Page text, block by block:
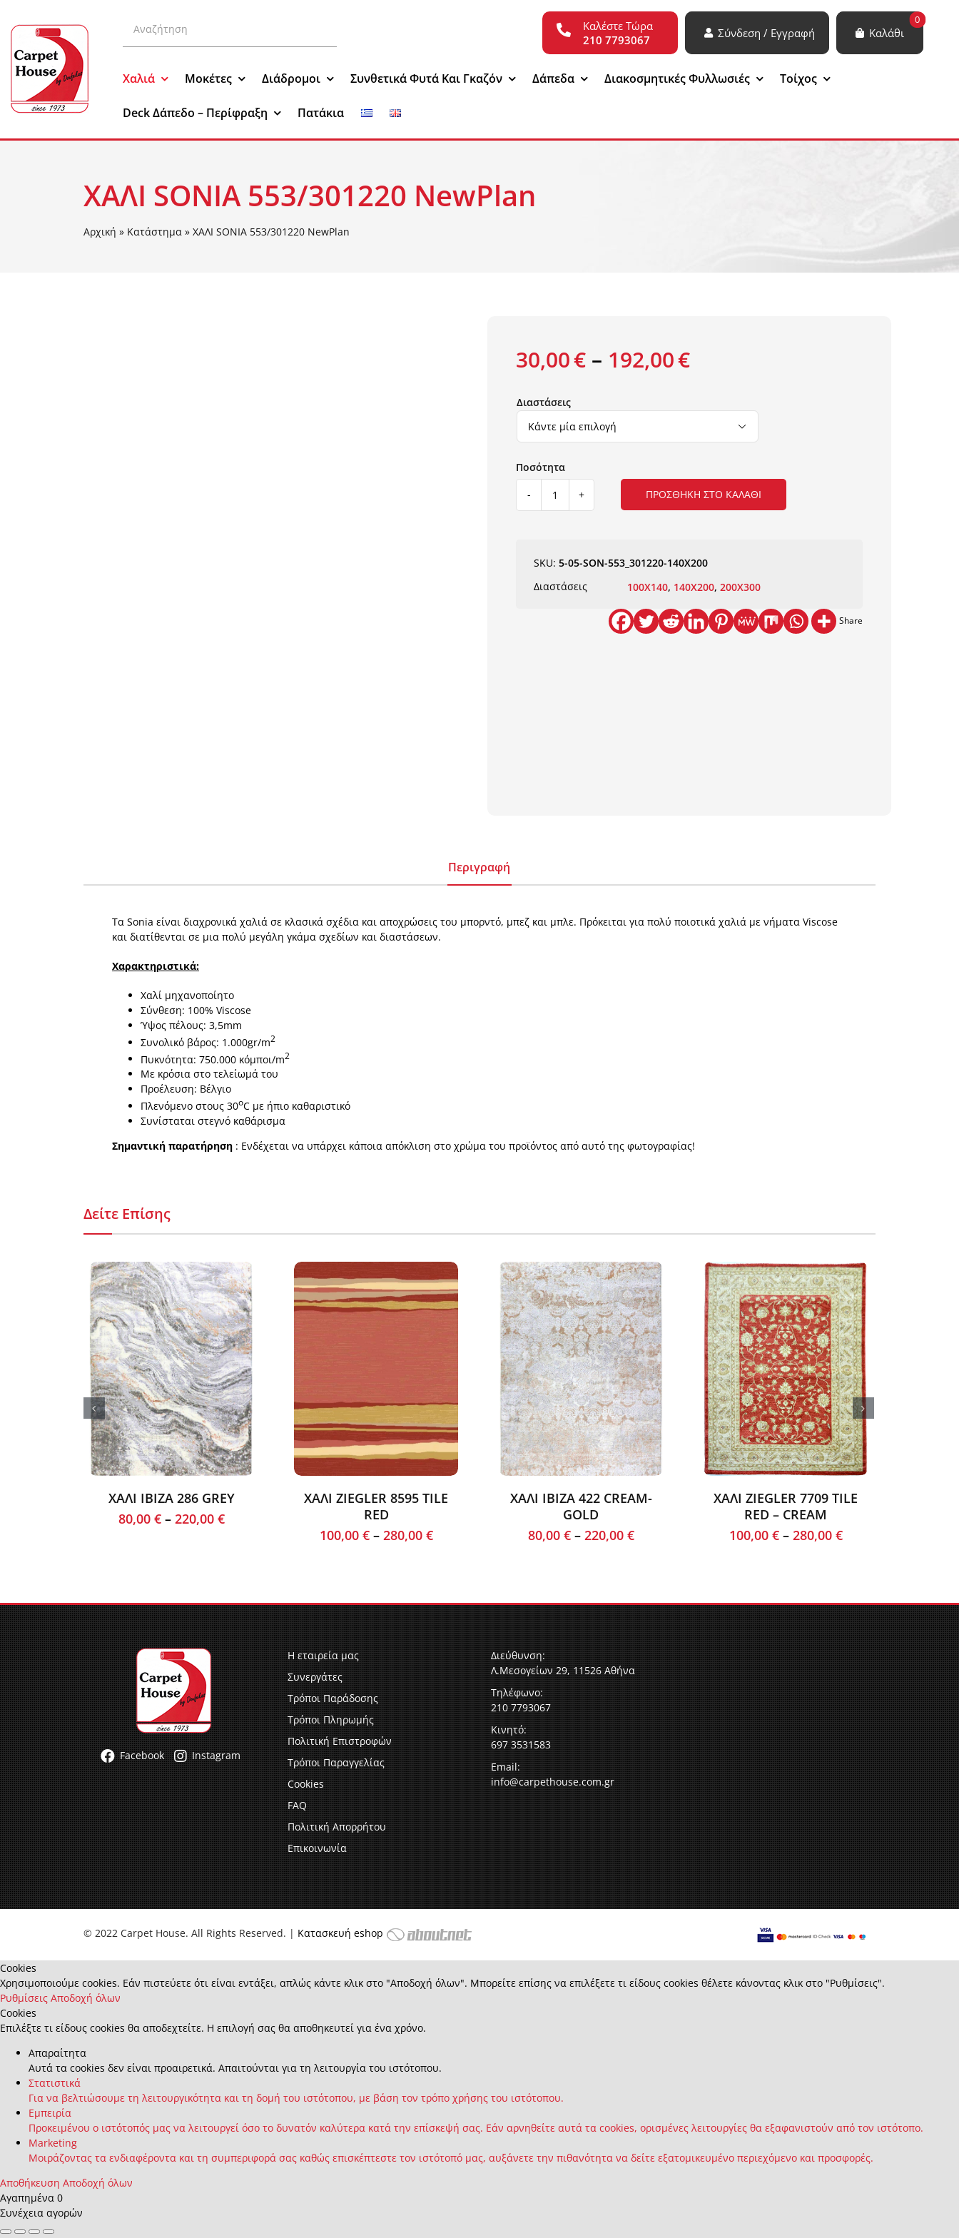
περιεχόμενο
για:
Καλέστε Τώρα
210 7793067
Σύνδεση / Εγγραφή Καλάθι
0
Χαλιά Μοκέτες Διάδρομοι Συνθετικά Φυτά Και Γκαζόν Δάπεδα Διακοσμητικές Φυλλωσιές Τοίχος
Deck Δάπεδο – Περίφραξη Πατάκια
ΧΑΛΙ SONIA 553/301220 NewPlan
Αρχική » Κατάστημα » ΧΑΛΙ SONIA 553/301220 NewPlan
30,00€ – 192,00€
Διαστάσεις

ποσότητα
ΠΡΟΣΘΉΚΗ ΣΤΟ ΚΑΛΆΘΙ
SKU:5-05-SΟΝ-553_301220-140X200
Διαστάσεις
100X140, 140X200,200X300
Share
Περιγραφή
Τα Sonia είναι διαχρονικά χαλιά σε κλασικά σχέδια και αποχρώσεις του μπορντό, μπεζ και μπλε. Πρόκειται για πολύ ποιοτικά χαλιά με νήματα Viscose
και διατίθενται σε μια πολύ μεγάλη γκάμα σχεδίων και διαστάσεων.
Χαρακτηριστικά:
Χαλί μηχανοποίητο
Σύνθεση: 100% Viscose
Ύψος πέλους: 3,5mm
Συνολικό βάρος: 1.000gr/m2
Πυκνότητα: 750.000 κόμποι/m2
Με κρόσια στο τελείωμά του
Προέλευση: Βέλγιο
Πλενόμενο στους 30οC με ήπιο καθαριστικό
Συνίσταται στεγνό καθάρισμα
Σημαντική παρατήρηση: Ενδέχεται να υπάρχει κάποια απόκλιση στο χρώμα του προϊόντος από αυτό της φωτογραφίας!
Δείτε Επίσης
ΧΑΛΙ IBIZA 286 GREY
80,00 €– 220,00 €
ΧΑΛΙ ZIEGLER 8595 TILE
RED
100,00 €– 280,00 €
ΧΑΛΙ IBIZA 422 CREAM-
GOLD
80,00 €– 220,00 €
ΧΑΛΙ ZIEGLER 7709 TILE
RED – CREAM
100,00 €– 280,00 €
Facebook Instagram
Η εταιρεία μας
Συνεργάτες
Τρόποι Παράδοσης
Τρόποι Πληρωμής
Πολιτική Επιστροφών
Τρόποι Παραγγελίας
Cookies
FAQ
Πολιτική Απορρήτου
Επικοινωνία
Διεύθυνση:
Λ.Μεσογείων 29, 11526 Αθήνα
Τηλέφωνο:
210 7793067
Κινητό:
697 3531583
Email:
info@carpethouse.com.gr
© 2022 Carpet House. All Rights Reserved. | Κατασκευή eshop
Cookies
Χρησιμοποιούμε cookies. Εάν πιστεύετε ότι είναι εντάξει, απλώς κάντε κλικ στο "Αποδοχή όλων". Μπορείτε επίσης να επιλέξετε τι είδους cookies θέλετε κάνοντας κλικ στο "Ρυθμίσεις".
Ρυθμίσεις Αποδοχή όλων
Cookies
Επιλέξτε τι είδους cookies θα αποδεχτείτε. Η επιλογή σας θα αποθηκευτεί για ένα χρόνο.
Απαραίτητα
Αυτά τα cookies δεν είναι προαιρετικά. Απαιτούνται για τη λειτουργία του ιστότοπου.
Στατιστικά
Για να βελτιώσουμε τη λειτουργικότητα και τη δομή του ιστότοπου, με βάση τον τρόπο χρήσης του ιστότοπου.
Εμπειρία
Προκειμένου ο ιστότοπός μας να λειτουργεί όσο το δυνατόν καλύτερα κατά την επίσκεψή σας. Εάν αρνηθείτε αυτά τα cookies, ορισμένες λειτουργίες θα εξαφανιστούν από τον ιστότοπο.
Marketing
Μοιράζοντας τα ενδιαφέροντα και τη συμπεριφορά σας καθώς επισκέπτεστε τον ιστότοπό μας, αυξάνετε την πιθανότητα να δείτε εξατομικευμένο περιεχόμενο και προσφορές.
Αποθήκευση Αποδοχή όλων
Αγαπημένα 0
Συνέχεια αγορών